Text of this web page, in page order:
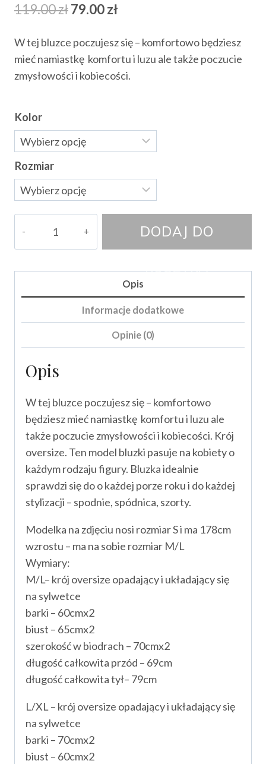
119.00złPierwotna
wynosiła:
119.00 zł.
79.00zł
wynosi:
79.00 zł.
W tej bluzce poczujesz się – komfortowo będziesz
mieć namiastkę komfortu i luzu ale także poczucie
zmysłowości i kobiecości.
Kolor
Rozmiar
DODAJ DO
KOSZYKA
Opis
Informacje dodatkowe
Opinie (0)
Opis
W tej bluzce poczujesz się – komfortowo
będziesz mieć namiastkę komfortu i luzu ale
także poczucie zmysłowości i kobiecości. Krój
oversize. Ten model bluzki pasuje na kobiety o
każdym rodzaju figury. Bluzka idealnie
sprawdzi się do o każdej porze roku i do każdej
stylizacji – spodnie, spódnica, szorty.
Modelka na zdjęciu nosi rozmiar S i ma 178cm
wzrostu – ma na sobie rozmiar M/L
Wymiary:
M/L– krój oversize opadający i układający się
na sylwetce
barki – 60cmx2
biust – 65cmx2
szerokość w biodrach – 70cmx2
długość całkowita przód – 69cm
długość całkowita tył– 79cm
L/XL – krój oversize opadający i układający się
na sylwetce
barki – 70cmx2
biust – 60cmx2